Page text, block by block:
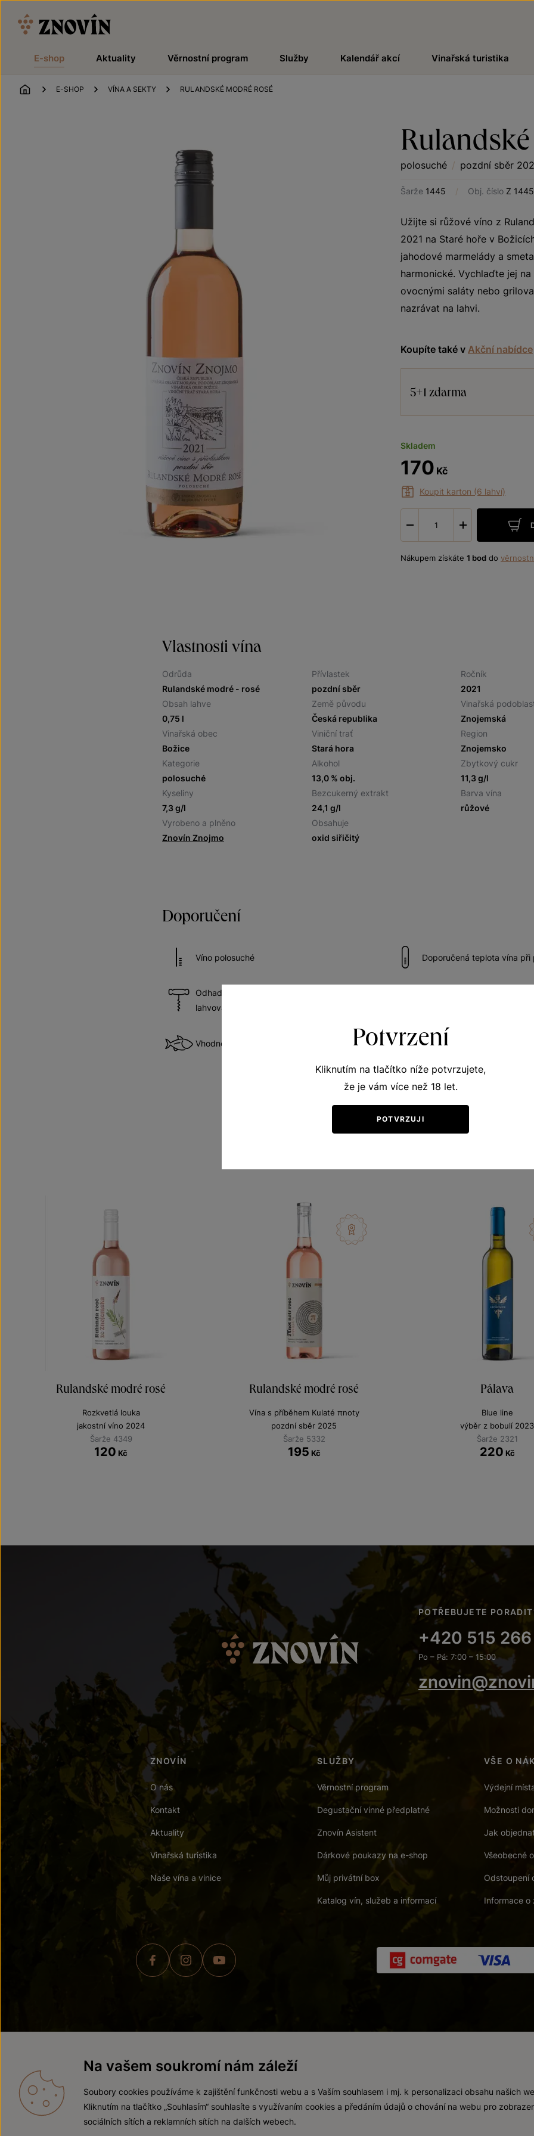
E-shop Aktuality Věrnostní program Služby Kalendář akcí Vinařská turistika
ÚVOD
E-SHOP VÍNA A SEKTY RULANDSKÉ MODRÉ ROSÉ
polosuché / pozdní sběr
Šarže 1445 / Obj. číslo Z 1445
Užijte si růžové víno z
2021 na Staré hoře v
jahodové marmelády a
harmonické. Vychlaďte jej
ovocnými saláty nebo
nazrávat na lahvi.
Koupíte také v Akční nabídce
5+1 zdarma
Skladem
170 Kč
Koupit karton (6 lahví)
-
Nákupem získáte 1 bod do
Vlastnosti vína
Odrůda
Rulandské modré - rosé
Přívlastek
pozdní sběr
Ročník
2021
Obsah lahve
0,75 l
Země původu
Česká republika
Vinařská
Znojemská
Vinařská obec
Božice
Viniční trať
Stará hora
Region
Znojemsko
Kategorie
polosuché
Alkohol
13,0 % obj.
Zbytkový cukr
11,3 g/l
Kyseliny
7,3 g/l
Bezcukerný extrakt
24,1 g/l
Barva vína
růžové
Vyrobeno a plněno
Znovín Znojmo
Obsahuje
oxid siřičitý
Doporučení
Víno polosuché Doporučená teplota vína při
Odhadovaná doba názrávání 1 až 2 roky od roku
lahvování
Vhodné k rybám Vhodné k ovocným salátům
Rulandské modré rosé
Rozkvetlá louka
jakostní víno 2024
Šarže 4349
120 Kč
Rulandské modré rosé
Vína s příběhem Kulaté πnoty
pozdní sběr 2025
Šarže 5332
195 Kč
Pálava
Blue line
výběr z bobulí 2023
Šarže 2321
220 Kč
POTŘEBUJETE
+420 515
Po – Pá: 7:00 – 15:00
ZNOVÍN
O nás
Kontakt
Aktuality
Vinařská turistika
Naše vína a vinice
SLUŽBY
Věrnostní program
Degustační vinné předplatné
Znovín Asistent
Dárkové poukazy na e-shop
Můj privátní box
Katalog vín, služeb a informací
VŠE O
Výdejní
Možnosti
Jak
Všeobecné
Odstoupení
Informace o
Zákaz prodeje alkoholických nápojů osobám mladším 18 let.
Vytvořil webProgress
Potvrzení
Kliknutím na tlačítko níže potvrzujete,
že je vám více než 18 let.
POTVRZUJI
Na vašem soukromí nám záleží
Soubory cookies používáme k zajištění funkčnosti webu a s Vaším souhlasem i mj. k personalizaci obsahu našich
Kliknutím na tlačítko „Souhlasím“ souhlasíte s využívaním cookies a předáním údajů o chování na webu pro
sociálních sítích a reklamních sítích na dalších webech.